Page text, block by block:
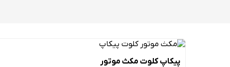
پیکاپ کلوت مکث موتور